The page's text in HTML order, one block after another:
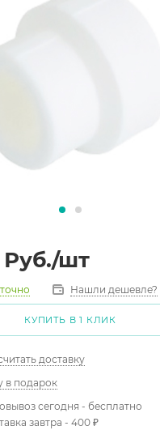
Руб./шт
Нашли дешевле?
КУПИТЬ В 1 КЛИК
доставку
в подарок
сегодня - бесплатно
завтра - 400 ₽